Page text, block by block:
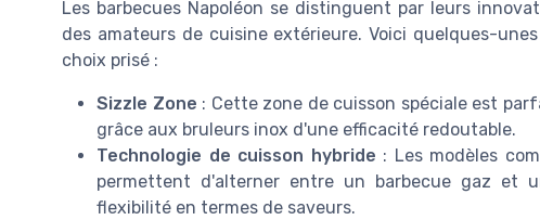
Les barbecues Napoléon se distinguent par leurs
des amateurs de cuisine extérieure. Voici quelques-
choix prisé :
Sizzle Zone : Cette zone de cuisson spéciale est
grâce aux bruleurs inox d'une efficacité redoutable.
Technologie de cuisson hybride : Les modèles
permettent d'alterner entre un barbecue gaz et
flexibilité en termes de saveurs.